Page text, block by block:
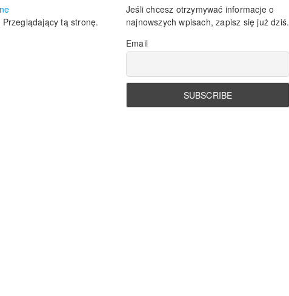
Przeglądający tą stronę.
Jeśli chcesz otrzymywać informacje o
najnowszych wpisach, zapisz się już dziś.
Email